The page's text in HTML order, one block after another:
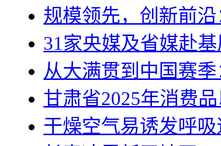
规模领先，创新前
31家央媒及省媒赴
从大满贯到中国赛
甘肃省2025年消费
干燥空气易诱发呼